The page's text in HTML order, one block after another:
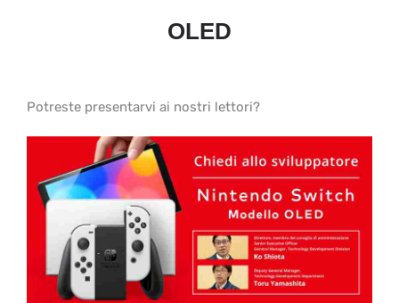
OLED
Potreste presentarvi ai nostri lettori?